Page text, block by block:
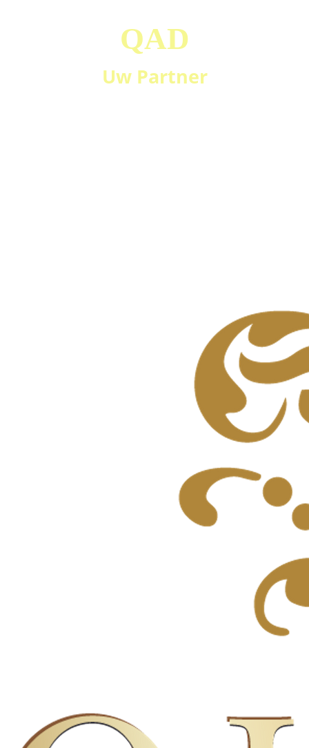
QAD
Uw Partner